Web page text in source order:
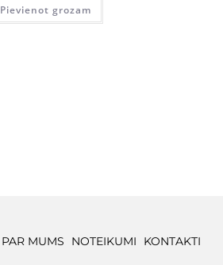
Pievienot grozam
PAR MUMS NOTEIKUMI KONTAKTI